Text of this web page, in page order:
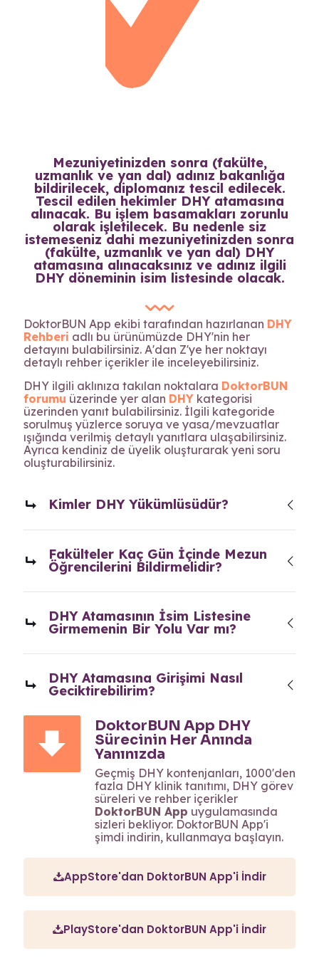
Mezuniyetinizden sonra (fakülte,
uzmanlık ve yan dal) adınız bakanlığa
bildirilecek, diplomanız tescil edilecek.
Tescil edilen hekimler DHY atamasına
alınacak. Bu işlem basamakları zorunlu
olarak işletilecek. Bu nedenle siz
istemeseniz dahi mezuniyetinizden sonra
(fakülte, uzmanlık ve yan dal) DHY
atamasına alınacaksınız ve adınız ilgili
DHY döneminin isim listesinde olacak.
DoktorBUN App ekibi tarafından hazırlanan DHY
Rehberi adlı bu ürünümüzde DHY'nin her
detayını bulabilirsiniz. A'dan Z'ye her noktayı
detaylı rehber içerikler ile inceleyebilirsiniz.
DHY ilgili aklınıza takılan noktalara DoktorBUN
forumu üzerinde yer alan DHY kategorisi
üzerinden yanıt bulabilirsiniz. İlgili kategoride
sorulmuş yüzlerce soruya ve yasa/mevzuatlar
ışığında verilmiş detaylı yanıtlara ulaşabilirsiniz.
Ayrıca kendiniz de üyelik oluşturarak yeni soru
oluşturabilirsiniz.
Kimler DHY Yükümlüsüdür?
Fakülteler Kaç Gün İçinde Mezun
Öğrencilerini Bildirmelidir?
DHY Atamasının İsim Listesine
Girmemenin Bir Yolu Var mı?
DHY Atamasına Girişimi Nasıl
Geciktirebilirim?
DoktorBUN App DHY
Sürecinin Her Anında
Yanınızda
Geçmiş DHY kontenjanları, 1000'den
fazla DHY klinik tanıtımı, DHY görev
süreleri ve rehber içerikler
DoktorBUN App uygulamasında
sizleri bekliyor. DoktorBUN App'i
şimdi indirin, kullanmaya başlayın.
AppStore'dan DoktorBUN App'i İndir
PlayStore'dan DoktorBUN App'i İndir